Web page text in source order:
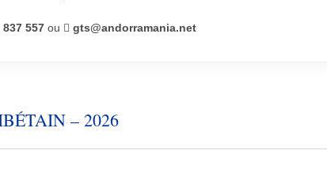
837 557ou gts@andorramania.net
– 2026